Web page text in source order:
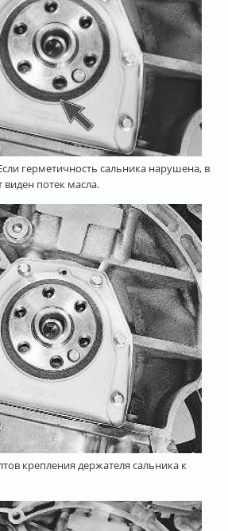
герметичность сальника нарушена, в
виден потек масла.
крепления держателя сальника к